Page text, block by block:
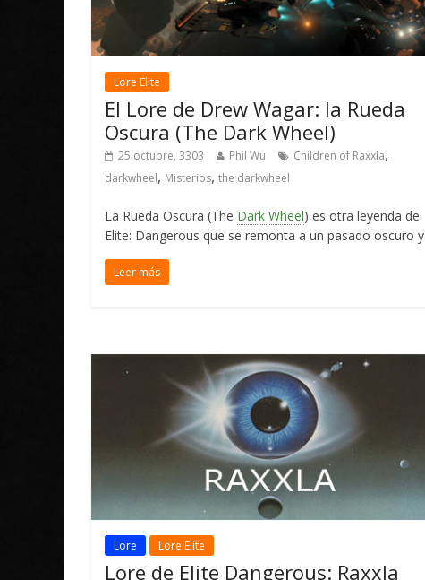
Lore Elite
El Lore de Drew Wagar: la Rueda
Oscura (The Dark Wheel)
25 octubre, 3303 Phil Wu Children of Raxxla,
darkwheel, Misterios, the darkwheel
La Rueda Oscura (The Dark Wheel) es otra leyenda de
Elite: Dangerous que se remonta a un pasado oscuro y
Leer más
Lore Lore Elite
Lore de Elite Dangerous: Raxxla